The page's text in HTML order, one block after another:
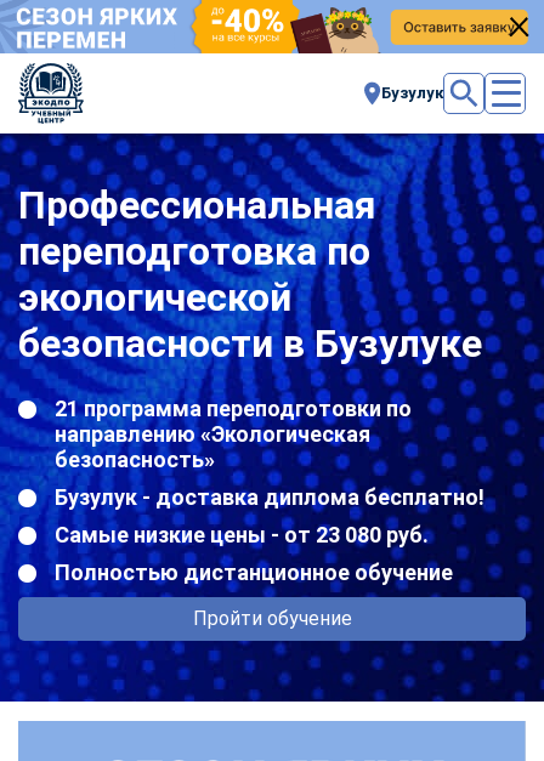
Бузулук
Профессиональная
переподготовка по
экологической
безопасности в Бузулуке
21 программа переподготовки по
направлению «Экологическая
безопасность»
Бузулук - доставка диплома бесплатно!
Самые низкие цены - от 23 080 руб.
Полностью дистанционное обучение
Пройти обучение